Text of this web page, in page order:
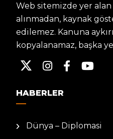
Web sitemizde yer
alınmadan, kaynak
edilemez. Kanuna
kopyalanamaz, başka
HABERLER
Dünya – Diplomasi